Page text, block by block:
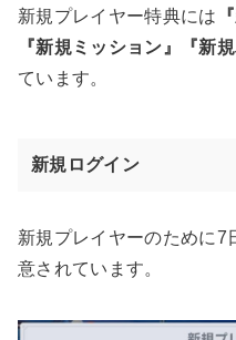
新規プレイヤー特典には
『新規ミッション』『新
ています。
新規ログイン
新規プレイヤーのために7
意されています。